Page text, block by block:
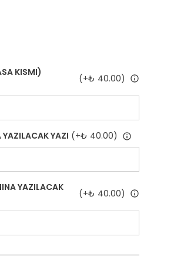
KISMI)
(+₺ 40.00)
YAZI (+₺ 40.00)
YAZILACAK
(+₺ 40.00)